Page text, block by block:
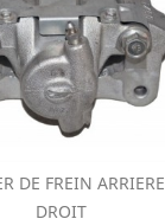
DE FREIN ARRIERE
DROIT
Aperçu rapide